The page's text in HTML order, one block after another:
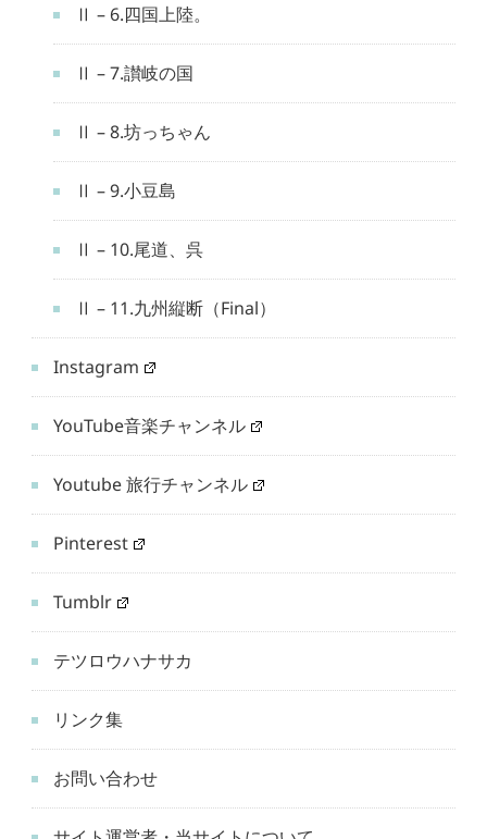
Ⅱ – 6.四国上陸。
Ⅱ – 7.讃岐の国
Ⅱ – 8.坊っちゃん
Ⅱ – 9.小豆島
Ⅱ – 10.尾道、呉
Ⅱ – 11.九州縦断（Final）
Instagram
YouTube音楽チャンネル
Youtube 旅行チャンネル
Pinterest
Tumblr
テツロウハナサカ
リンク集
お問い合わせ